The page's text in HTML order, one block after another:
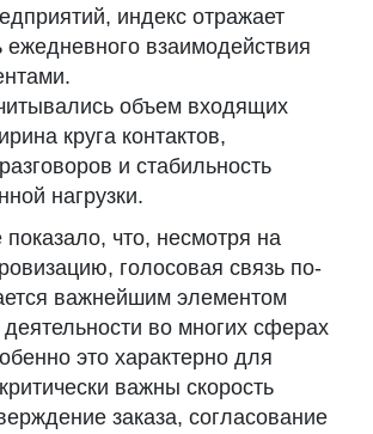
индекс отражает
ежедневного взаимодействия
объем входящих
круга контактов,
и стабильность
нагрузки.
что, несмотря на
голосовая связь по-
важнейшим элементом
во многих сферах
это характерно для
важны скорость
заказа, согласование